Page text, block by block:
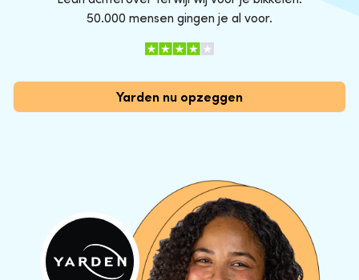
50.000 mensen gingen je al voor.
Yarden nu opzeggen